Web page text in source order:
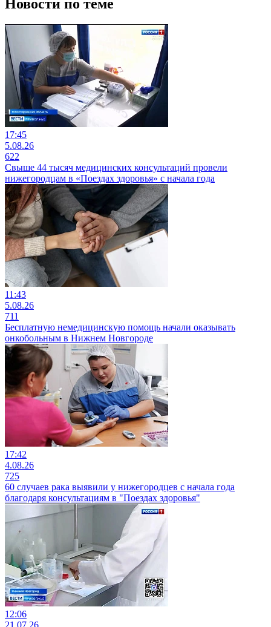
Новости по теме
17:45
5.08.26
622
Свыше 44 тысяч медицинских консультаций провели
нижегородцам в «Поездах здоровья» с начала года
11:43
5.08.26
711
Бесплатную немедицинскую помощь начали оказывать
онкобольным в Нижнем Новгороде
17:42
4.08.26
725
60 случаев рака выявили у нижегородцев с начала года
благодаря консультациям в "Поездах здоровья"
12:06
21.07.26